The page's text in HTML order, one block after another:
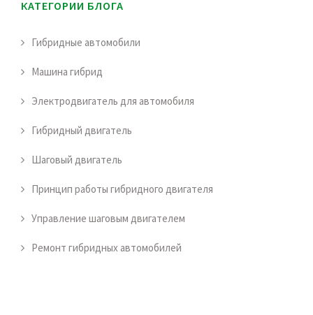
КАТЕГОРИИ БЛОГА
Гибридные автомобили
Машина гибрид
Электродвигатель для автомобиля
Гибридный двигатель
Шаговый двигатель
Принцип работы гибридного двигателя
Управление шаговым двигателем
Ремонт гибридных автомобилей